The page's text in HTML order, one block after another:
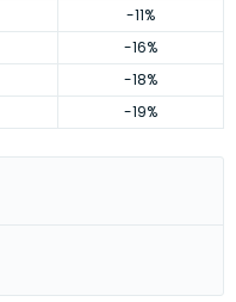
-11%
-16%
-18%
-19%